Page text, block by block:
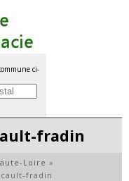
ci-
fradin
Loire »
fradin